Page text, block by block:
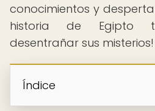
conocimientos y
historia de Egipto
desentrañar sus misterios!
Índice